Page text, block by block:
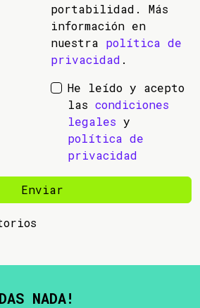
portabilidad. Más
información en
nuestra política de
privacidad .
He leído y acepto
las condiciones
legales y
política de
privacidad
Enviar
NADA!